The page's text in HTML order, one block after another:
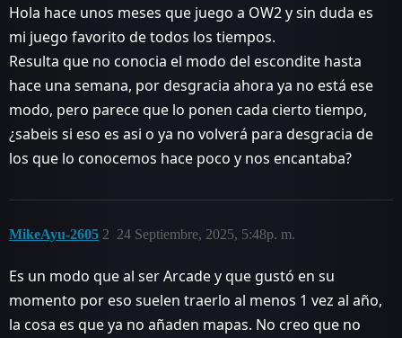
Hola hace unos meses que juego a OW2 y sin duda es
mi juego favorito de todos los tiempos.
Resulta que no conocia el modo del escondite hasta
hace una semana, por desgracia ahora ya no está ese
modo, pero parece que lo ponen cada cierto tiempo,
¿sabeis si eso es asi o ya no volverá para desgracia de
los que lo conocemos hace poco y nos encantaba?
MikeAyu-2605 24 Septiembre, 2025, 5:48p. m.
2
Es un modo que al ser Arcade y que gustó en su
momento por eso suelen traerlo al menos 1 vez al año,
la cosa es que ya no añaden mapas. No creo que no